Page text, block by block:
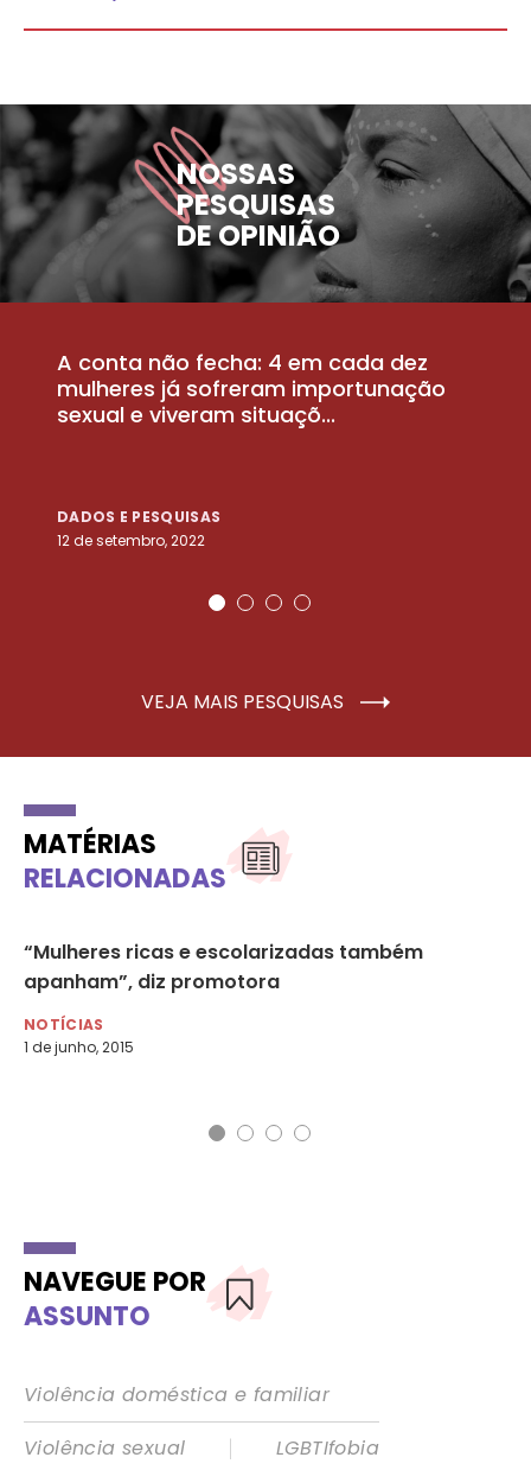
NOSSAS
PESQUISAS
DE OPINIÃO
A conta não fecha: 4 em cada dez
mulheres já sofreram importunação
sexual e viveram situaçõ...
DADOS E PESQUISAS
12 de setembro, 2022
VEJA MAIS PESQUISAS
MATÉRIAS
RELACIONADAS
“Mulheres ricas e escolarizadas também
apanham”, diz promotora
NOTÍCIAS
1 de junho, 2015
NAVEGUE POR
ASSUNTO
Violência doméstica e familiar
Violência sexual
| LGBTIfobia